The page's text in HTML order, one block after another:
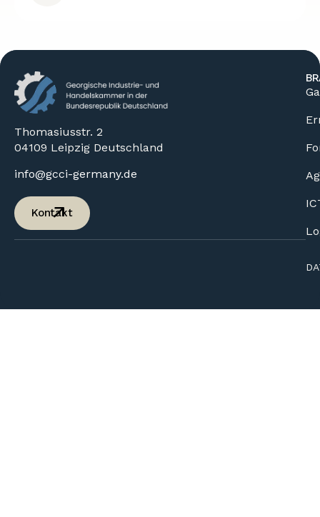
Thomasiusstr. 2
04109 Leipzig Deutschland
info@gcci-germany.de
Kontakt